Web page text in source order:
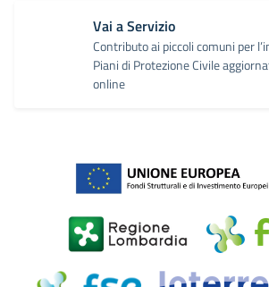
Vai a Servizio
Contributo ai piccoli comuni per
Piani di Protezione Civile
online